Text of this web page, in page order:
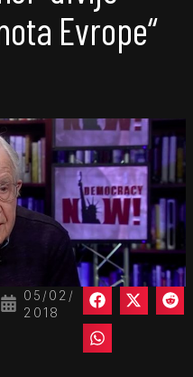
Evrope“
05/02/
2018